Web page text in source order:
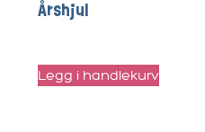
Årshjul
Legg i handlekurv